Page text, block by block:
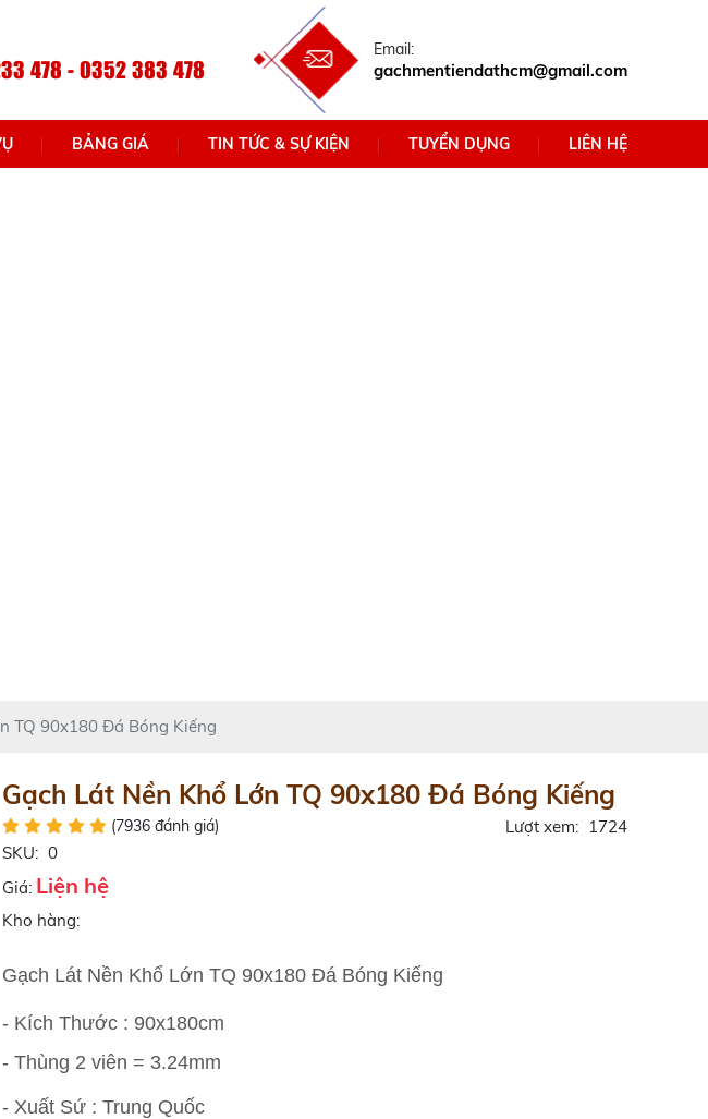
478 - 0352 383 478
Email:
gachmentiendathcm@gmail.com
BẢNG GIÁ TIN TỨC & SỰ KIỆN TUYỂN DỤNG LIÊN HỆ
TQ 90x180 Đá Bóng Kiếng
Gạch Lát Nền Khổ Lớn TQ 90x180 Đá Bóng Kiếng
(7936 đánh giá) Lượt xem:
1724
SKU: 0
Giá: Liện hệ
Kho hàng:
Gạch Lát Nền Khổ Lớn TQ 90x180 Đá Bóng Kiếng
- Kích Thước : 90x180cm
- Thùng 2 viên = 3.24mm
- Xuất Sứ : Trung Quốc